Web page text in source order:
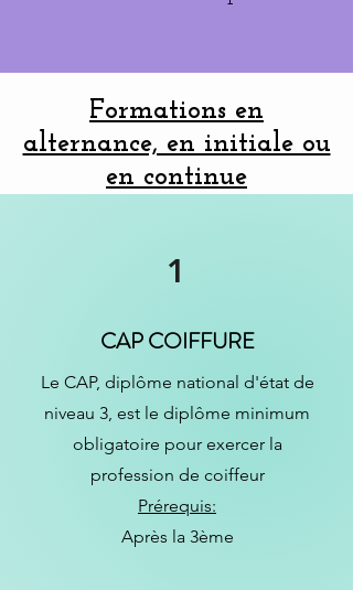
Formations en
alternance, en initiale ou
en continue
1
CAP COIFFURE
Le CAP, diplôme national d'état de
niveau 3, est le diplôme minimum
obligatoire pour exercer la
profession de coiffeur
Prérequis:
Après la 3ème